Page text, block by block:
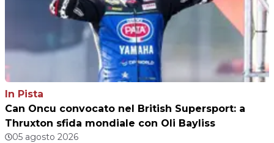
In Pista
Can Oncu convocato nel British Supersport: a
Thruxton sfida mondiale con Oli Bayliss
05 agosto 2026